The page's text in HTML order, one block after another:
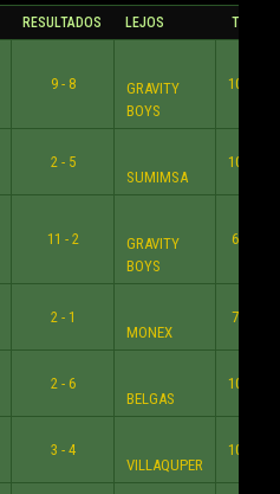
RESULTADOS LEJOS TIEMPO
9 - 8
GRAVITY
BOYS
10:30
2 - 5
SUMIMSA
10:30
11 - 2
GRAVITY
BOYS
6:30 PM
2 - 1
MONEX
7:30 PM
2 - 6
BELGAS
10:30
3 - 4
VILLAQUPER
10:30